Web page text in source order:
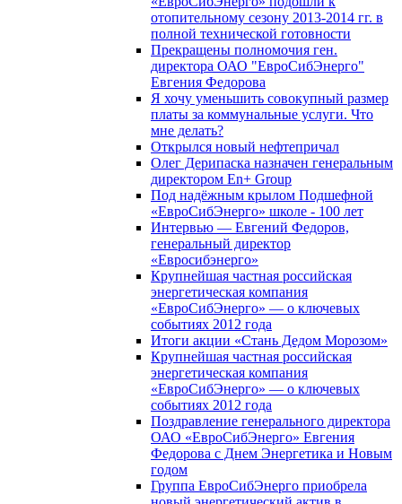
отопительному сезону 2013-2014 гг. в
полной технической готовности
Прекращены полномочия ген.
директора ОАО "ЕвроСибЭнерго"
Евгения Федорова
Я хочу уменьшить совокупный размер
платы за коммунальные услуги. Что
мне делать?
Открылся новый нефтепричал
Олег Дерипаска назначен генеральным
директором En+ Group
Под надёжным крылом Подшефной
«ЕвроСибЭнерго» школе - 100 лет
Интервью — Евгений Федоров,
генеральный директор
«Евросибэнерго»
Крупнейшая частная российская
энергетическая компания
«ЕвроСибЭнерго» — о ключевых
событиях 2012 года
Итоги акции «Стань Дедом Морозом»
Крупнейшая частная российская
энергетическая компания
«ЕвроСибЭнерго» — о ключевых
событиях 2012 года
Поздравление генерального директора
ОАО «ЕвроСибЭнерго» Евгения
Федорова с Днем Энергетика и Новым
годом
Группа ЕвроСибЭнерго приобрела